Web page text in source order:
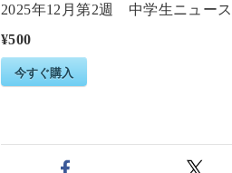
2025年12月第2週 中学生ニュー
¥500
今すぐ購入